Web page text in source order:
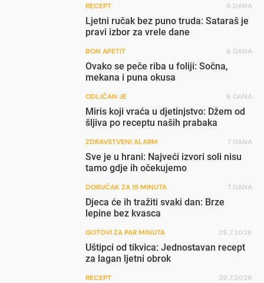
RECEPT 6 DANA
Ljetni ručak bez puno truda: Sataraš je
pravi izbor za vrele dane
BON APETIT 6 DANA
Ovako se peče riba u foliji: Sočna,
mekana i puna okusa
ODLIČAN JE 6 DANA
Miris koji vraća u djetinjstvo: Džem od
šljiva po receptu naših prabaka
ZDRAVSTVENI ALARM 7 DANA
Sve je u hrani: Najveći izvori soli nisu
tamo gdje ih očekujemo
DORUČAK ZA 15 MINUTA 7 DANA
Djeca će ih tražiti svaki dan: Brze
lepine bez kvasca
GOTOVI ZA PAR MINUTA 29.7.2026
Uštipci od tikvica: Jednostavan recept
za lagan ljetni obrok
RECEPT 29.7.2026